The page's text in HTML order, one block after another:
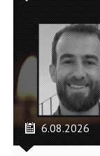
6.08.2026